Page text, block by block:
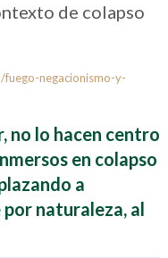
de colapso
negacionismo-y-
no lo hacen centro
en colapso
a
naturaleza, al